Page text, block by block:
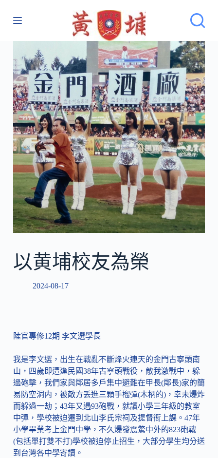
至
內
容
以黄埔校友為榮
2024-08-17
陸官專修12期 李文選學長
我是李文選，出生在戰亂不斷烽火連天的金門古寧頭南
山，四歲即遭逢民國38年古寧頭戰役，敵我激戰中，躲
過砲擊，我們家與鄰居多戶集中避難在甲長(鄰長)家的簡
易防空洞内，被敵方丢進三顆手榴彈(木柄的)，幸未爆炸
而躲過一劫；43年又遇93砲戰，就讀小學三年級的教室
中彈，學校被迫遷到北山李氏宗祠及提督衙上課。47年
小學畢業考上金門中學，不久爆發震驚中外的823砲戰
(包括單打雙不打)學校被迫停止招生，大部分學生均分送
到台灣各中學寄讀。